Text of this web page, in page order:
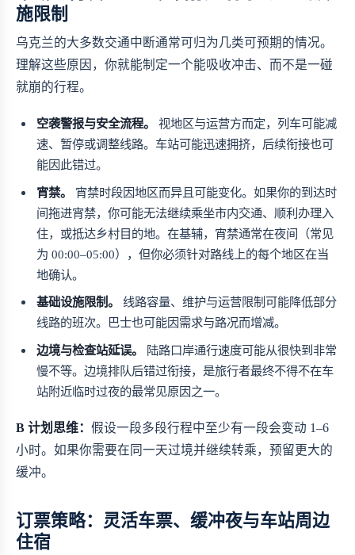
施限制
乌克兰的大多数交通中断通常可归为几类可预期的情况。
理解这些原因，你就能制定一个能吸收冲击、而不是一碰
就崩的行程。
空袭警报与安全流程。
视地区与运营方而定，列车可能减
速、暂停或调整线路。车站可能迅速拥挤，后续衔接也可
能因此错过。
宵禁。
宵禁时段因地区而异且可能变化。如果你的到达时
间拖进宵禁，你可能无法继续乘坐市内交通、顺利办理入
住，或抵达乡村目的地。在基辅，宵禁通常在夜间（常见
为 00:00–05:00），但你必须针对路线上的每个地区在当
地确认。
基础设施限制。
线路容量、维护与运营限制可能降低部分
线路的班次。巴士也可能因需求与路况而增减。
边境与检查站延误。
陆路口岸通行速度可能从很快到非常
慢不等。边境排队后错过衔接，是旅行者最终不得不在车
站附近临时过夜的最常见原因之一。
B 计划思维： 假设一段多段行程中至少有一段会变动 1–6
小时。如果你需要在同一天过境并继续转乘，预留更大的
缓冲。
订票策略：灵活车票、缓冲夜与车站周边
住宿